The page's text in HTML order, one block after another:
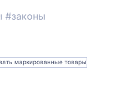
#законы